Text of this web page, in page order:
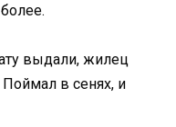
выдали, жилец
в сенях, и